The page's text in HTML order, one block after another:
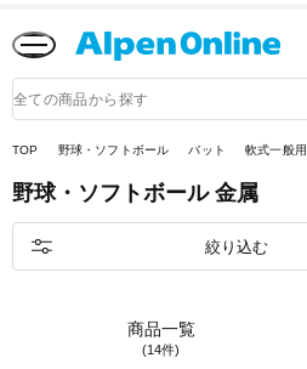
品
検
TOP 野球・ソフトボール バット 軟式一般用
野球・ソフトボール 金属
商品一覧
(14件)
絞り込む